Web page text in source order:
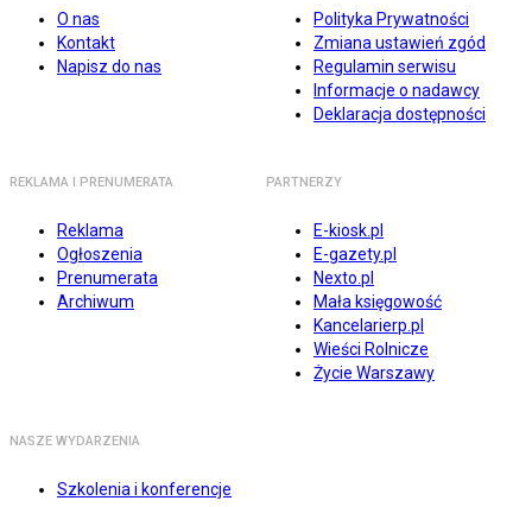
O nas
Kontakt
Napisz do nas
Polityka Prywatności
Zmiana ustawień zgód
Regulamin serwisu
Informacje o nadawcy
Deklaracja dostępności
REKLAMA I PRENUMERATA
Reklama
Ogłoszenia
Prenumerata
Archiwum
PARTNERZY
E-kiosk.pl
E-gazety.pl
Nexto.pl
Mała księgowość
Kancelarierp.pl
Wieści Rolnicze
Życie Warszawy
NASZE WYDARZENIA
Szkolenia i konferencje